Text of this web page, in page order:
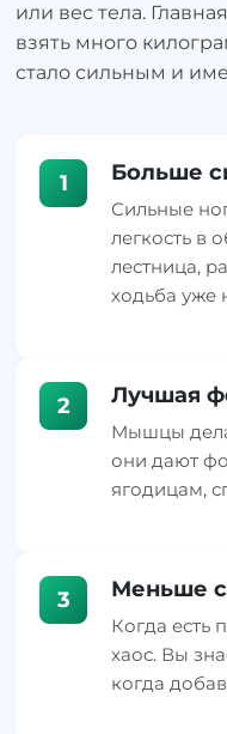
или вес тела.
взять много
стало сильным и
1 Больше
Сильные
легкость в
лестница,
ходьба уже
2 Лучшая
Мышцы
они дают
ягодицам,
3 Меньше
Когда есть
хаос. Вы
когда